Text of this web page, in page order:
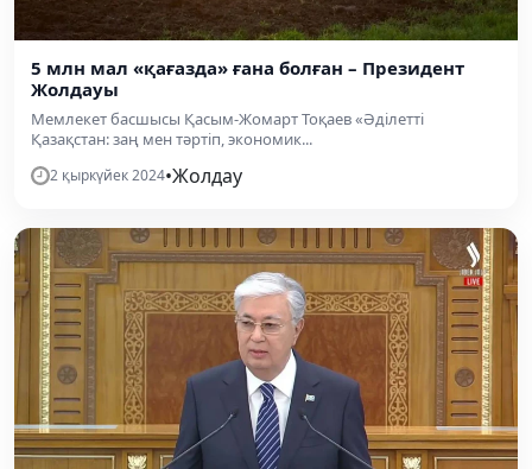
5 млн мал «қағазда» ғана болған – Президент
Жолдауы
Мемлекет басшысы Қасым-Жомарт Тоқаев «Әділетті
Қазақстан: заң мен тәртіп, экономик...
2 қыркүйек 2024•Жолдау